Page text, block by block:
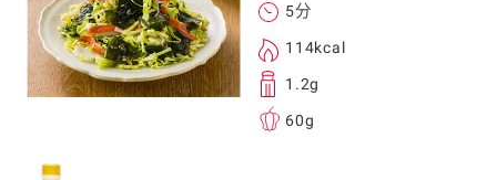
5分
114kcal
1.2g
60g